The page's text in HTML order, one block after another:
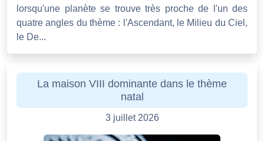
lorsqu'une planète se trouve très proche de l'un des
quatre angles du thème : l'Ascendant, le Milieu du Ciel,
le De...
La maison VIII dominante dans le thème
natal
3 juillet 2026